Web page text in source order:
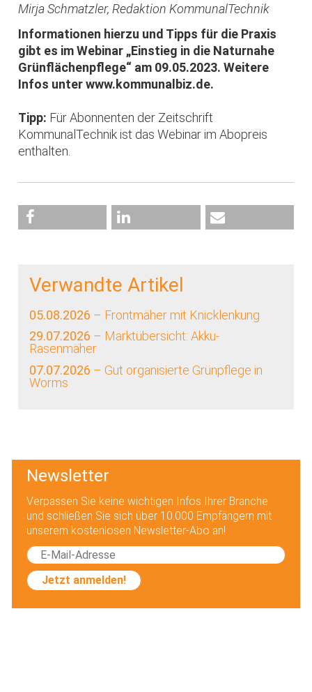
Mirja Schmatzler, Redaktion KommunalTechnik
Informationen hierzu und Tipps für die Praxis
gibt es im Webinar „Einstieg in die Naturnahe
Grünflächenpflege“ am 09.05.2023. Weitere
Infos unterwww.kommunalbiz.de.
Tipp: Für Abonnenten der Zeitschrift
KommunalTechnik ist das Webinar im Abopreis
enthalten.
Verwandte Artikel
05.08.2026 – Frontmäher mit Knicklenkung
29.07.2026 – Marktübersicht: Akku-
Rasenmäher
07.07.2026 – Gut organisierte Grünpflege in
Worms
Newsletter
Verpassen Sie keine wichtigen Infos Ihrer Branche
und schließen Sie sich über 10.000 Empfängern mit
unserem kostenlosen Newsletter-Abo an!
Jetzt anmelden!